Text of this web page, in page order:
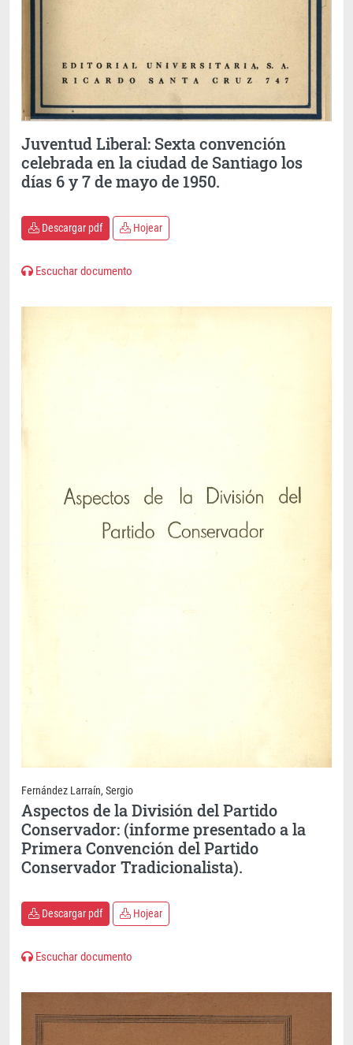
Juventud Liberal: Sexta convención
celebrada en la ciudad de Santiago los
días 6 y 7 de mayo de 1950.
Descargar pdf Hojear
Escuchar documento
Fernández Larraín, Sergio
Aspectos de la División del Partido
Conservador: (informe presentado a la
Primera Convención del Partido
Conservador Tradicionalista).
Descargar pdf Hojear
Escuchar documento